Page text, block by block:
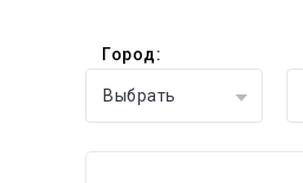
Город:
Выбрать